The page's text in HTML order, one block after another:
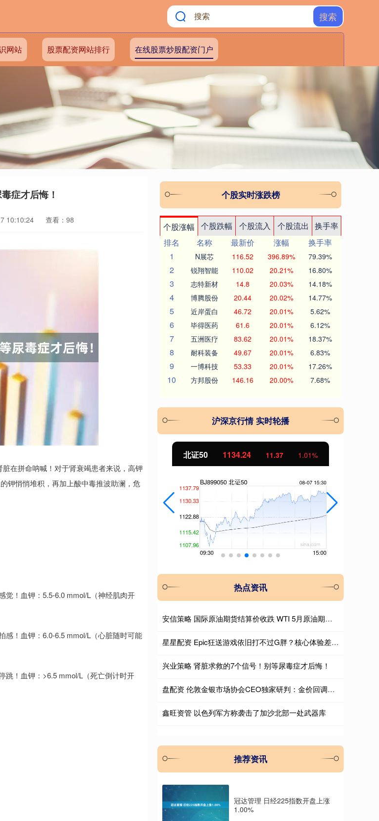
搜索
网站 股票配资网站排行 在线股票炒股配资门户
症才后悔！
10:10:24 查看：98
在拼命呐喊！对于肾衰竭患者来说，高钾
钾悄悄堆积，再加上酸中毒推波助澜，危
！血钾：5.5-6.0 mmol/L（神经肌肉开
！血钾：6.0-6.5 mmol/L（心脏随时可能
跳！血钾：>6.5 mmol/L（死亡倒计时开
个股实时涨跌榜
个股涨幅 个股跌幅 个股流入 个股流出
换手率
排名
名称 最新价 涨幅
换手率
1
N展芯 116.52 396.89% 79.39%
2 锐翔智能 110.02 20.21% 16.80%
3 志特新材 14.8 20.03% 14.18%
4 博腾股份 20.44 20.02% 14.77%
5 近岸蛋白 46.72 20.01% 5.62%
6 毕得医药 61.6 20.01% 6.12%
7 五洲医疗 83.62 20.01% 18.37%
8 耐科装备 49.67 20.01% 6.83%
9 一博科技 53.33 20.01% 17.26%
10 方邦股份 146.16 20.00% 7.68%
沪深京行情 实时轮播
北证50 1134.24 11.37 1.01%
热点资讯
安信策略 国际原油期货结算价收跌 WTI 5月原油期货收跌0.28美元
星星配资 Epic狂送游戏依旧打不过G胖？核心体验差距才是关键_Steam_平台_玩家
兴业策略 肾脏求救的7个信号！别等尿毒症才后悔！
盘配资 伦敦金银市场协会CEO独家研判：金价回调莫慌！只是获利了结，中国需求持续火爆！ 大行说
鑫旺资管 以色列军方称袭击了加沙北部一处武器库
推荐资讯
冠达管理 日经225指数开盘上涨
1.00%